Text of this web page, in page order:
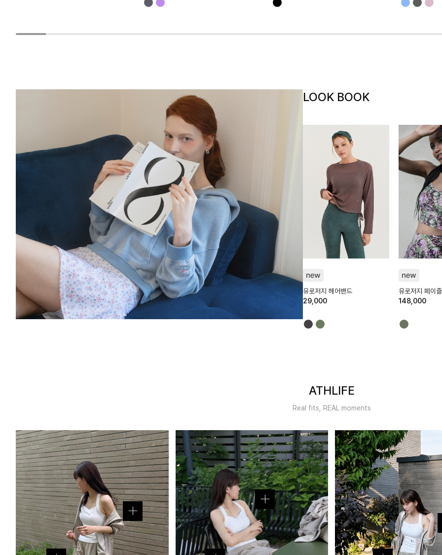
LOOK BOOK
유로저지 스웨이드프린트 브라
148,000
HTWLE6K01T
유로저지 스웨이드프린트 로우
볼륨 레깅스
198,000
HTWTL6K04T
팬시 블루종 루즈핏 긴팔티
128,000
유로저지 헤어밴드
29,000
유로저지 페이
탑
148,000
ATHLIFE
Real fits, REAL moments